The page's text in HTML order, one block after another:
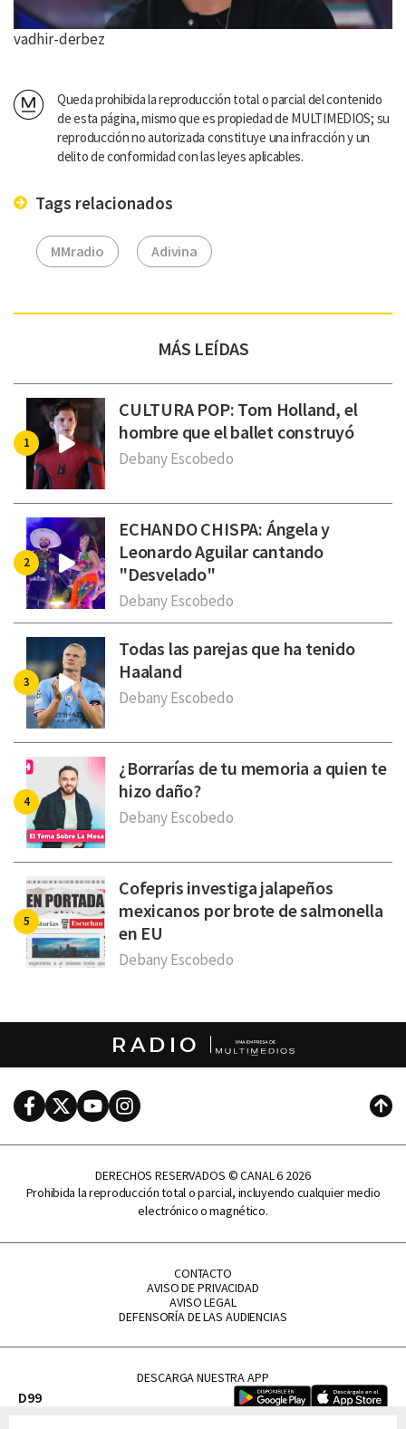
vadhir-derbez
Queda prohibida la reproducción total o parcial del contenido
de esta página, mismo que es propiedad de MULTIMEDIOS; su
reproducción no autorizada constituye una infracción y un
delito de conformidad con las leyes aplicables.
Tags relacionados
MMradio Adivina
MÁS LEÍDAS
CULTURA POP: Tom Holland, el
hombre que el ballet construyó
Debany Escobedo
ECHANDO CHISPA: Ángela y
Leonardo Aguilar cantando
"Desvelado"
Debany Escobedo
Todas las parejas que ha tenido
Haaland
Debany Escobedo
¿Borrarías de tu memoria a quien te
hizo daño?
Debany Escobedo
Cofepris investiga jalapeños
mexicanos por brote de salmonella
en EU
Debany Escobedo
RADIO
FacebookTwitterYoutubeInstagram
DERECHOS RESERVADOS © CANAL 6 2026
Prohibida la reproducción total o parcial, incluyendo cualquier medio
electrónico o magnético.
CONTACTO
AVISO DE PRIVACIDAD
AVISO LEGAL
DEFENSORÍA DE LAS AUDIENCIAS
DESCARGA NUESTRA APP
D99